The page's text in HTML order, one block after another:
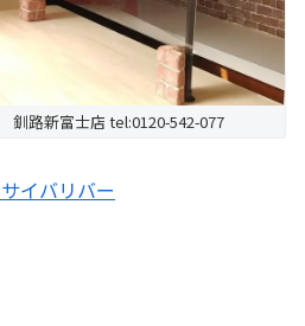
路新富士店 tel:0120-542-077
イバリバー